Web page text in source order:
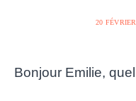
20
Bonjour Emilie,